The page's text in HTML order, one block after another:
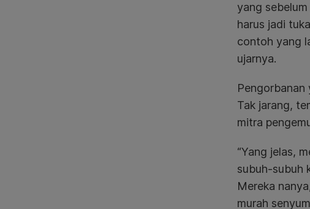
yang
harus jadi
contoh yang
ujarnya.
Tak jarang,
mitra
“Yang jelas,
subuh-subuh
Mereka
murah